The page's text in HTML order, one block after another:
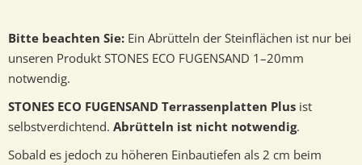
Bitte beachten Sie: Ein Abrütteln der Steinflächen ist nur bei
unseren Produkt STONES ECO FUGENSAND 1–20mm
notwendig.
STONES ECO FUGENSAND Terrassenplatten Plus ist
selbstverdichtend. Abrütteln ist nicht notwendig.
Sobald es jedoch zu höheren Einbautiefen als 2 cm beim